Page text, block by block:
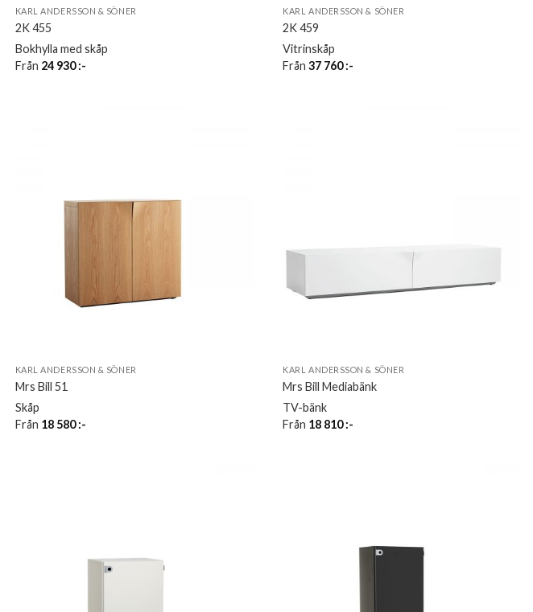
KARL ANDERSSON & SÖNER
2K 455
Bokhylla med skåp
Från 24 930:-
KARL ANDERSSON & SÖNER
2K 459
Vitrinskåp
Från37 760:-
KARL ANDERSSON & SÖNER
Mrs Bill 51
Skåp
Från 18 580:-
KARL ANDERSSON & SÖNER
Mrs Bill Mediabänk
TV-bänk
Från 18 810:-